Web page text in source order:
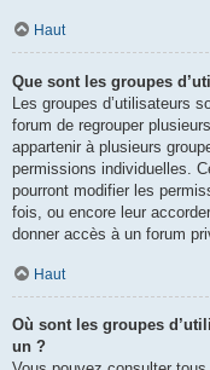
Haut
Que sont les groupes
Les groupes d’utilisateurs
forum de regrouper
appartenir à plusieurs
permissions individuelles.
pourront modifier les
fois, ou encore leur
donner accès à un forum
Haut
Où sont les groupes
un ?